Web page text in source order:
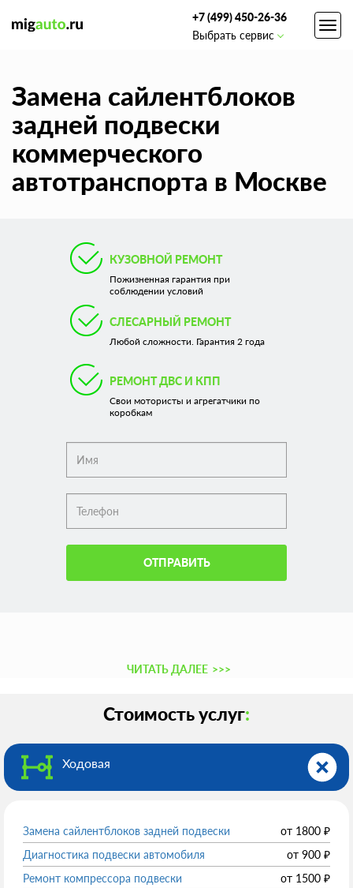
+7 (499) 450-26-36
Выбрать сервис
Замена сайлентблоков
задней подвески
коммерческого
автотранспорта в Москве
КУЗОВНОЙ РЕМОНТ
Пожизненная гарантия при
соблюдении условий
СЛЕСАРНЫЙ РЕМОНТ
Любой сложности. Гарантия 2 года
РЕМОНТ ДВС И КПП
Свои мотористы и агрегатчики по
коробкам
ОТПРАВИТЬ
ЧИТАТЬ ДАЛЕЕ >>>
Стоимость услуг:
Ходовая
Замена сайлентблоков задней подвески от 1800 ₽
Диагностика подвески автомобиля
от 900 ₽
Ремонт компрессора подвески
от 1500 ₽